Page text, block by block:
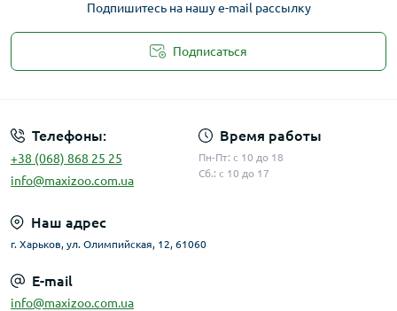
Подпишитесь на нашу e-mail рассылку
Подписаться
Телефоны:
+38 (068) 868 25 25
info@maxizoo.com.ua
Время работы
Пн-Пт: с 10 до 18
Сб.: с 10 до 17
Наш адрес
г. Харьков, ул. Олимпийская, 12, 61060
E-mail
info@maxizoo.com.ua